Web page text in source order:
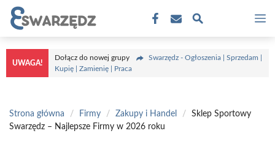
Przejdź
treści
UWAGA!
Dołącz do nowej grupy
Swarzędz - Ogłoszenia | Sprzedam |
Kupię | Zamienię | Praca
Strona główna / Firmy / Zakupy i Handel /
Sklep Sportowy
Swarzędz – Najlepsze Firmy w 2026 roku